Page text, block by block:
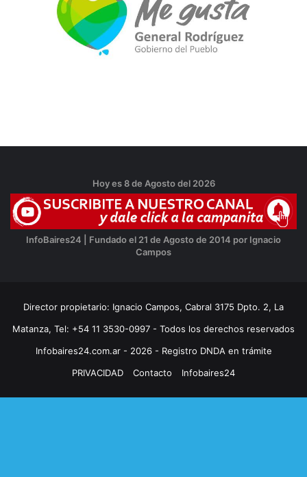
Hoy es 8 de Agosto del 2026
InfoBaires24 | Fundado el 21 de Agosto de 2014 por Ignacio
Campos
Director propietario: Ignacio Campos, Cabral 3175 Dpto. 2, La
Matanza, Tel: +54 11 3530-0997 - Todos los derechos reservados
Infobaires24.com.ar - 2026 - Registro DNDA en trámite
PRIVACIDAD
Contacto Infobaires24